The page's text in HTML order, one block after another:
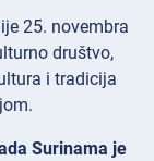
25. novembra
društvo,
i tradicija
Surinama je